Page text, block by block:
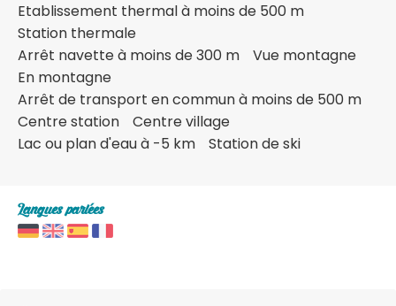
Etablissement thermal à moins de 500 m
Station thermale
Arrêt navette à moins de 300 m
Vue montagne
En montagne
Arrêt de transport en commun à moins de 500 m
Centre station
Centre village
Lac ou plan d'eau à -5 km
Station de ski
Langues parlées